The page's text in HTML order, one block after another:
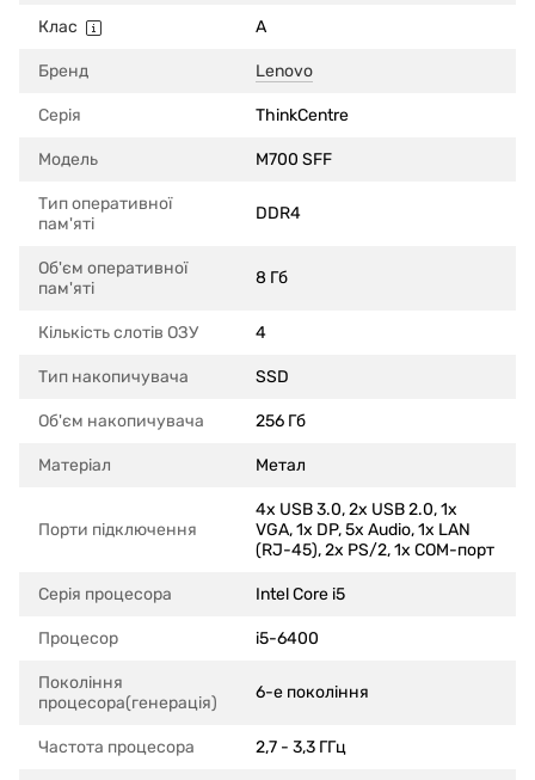
Клас A
Бренд Lenovo
Серія ThinkCentre
Модель M700 SFF
Тип оперативної
пам'яті
DDR4
Об'єм оперативної
пам'яті
8 Гб
Кількість слотів ОЗУ 4
Тип накопичувача SSD
Об'єм накопичувача 256 Гб
Матеріал Метал
Порти підключення
4x USB 3.0, 2x USB 2.0, 1x
VGA, 1x DP, 5x Audio, 1x LAN
(RJ-45), 2x PS/2, 1x COM-порт
Серія процесора Intel Core i5
Процесор i5-6400
Покоління
процесора(генерація)
6-е покоління
Частота процесора 2,7 - 3,3 ГГц